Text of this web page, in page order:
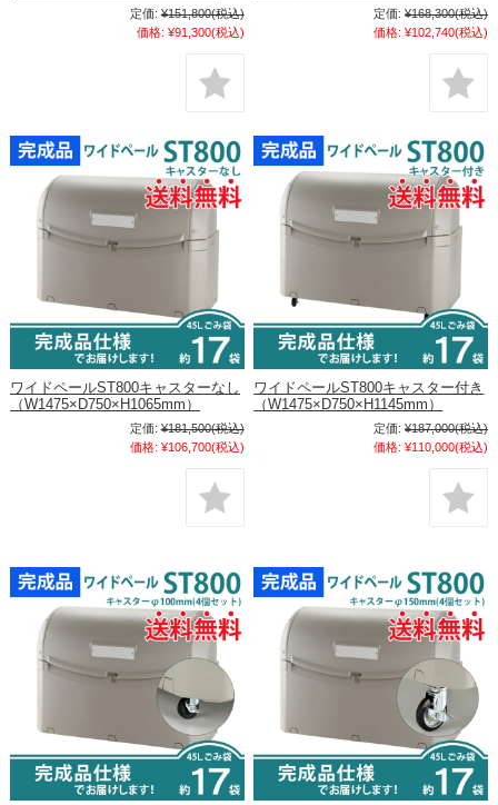
定価: ¥151,800(税込)
価格: ¥91,300(税込)
定価: ¥168,300(税込)
価格: ¥102,740(税込)
ワイドペールST800キャスターなし
（W1475×D750×H1065mm）
定価: ¥181,500(税込)
価格: ¥106,700(税込)
ワイドペールST800キャスター付き
（W1475×D750×H1145mm）
定価: ¥187,000(税込)
価格: ¥110,000(税込)